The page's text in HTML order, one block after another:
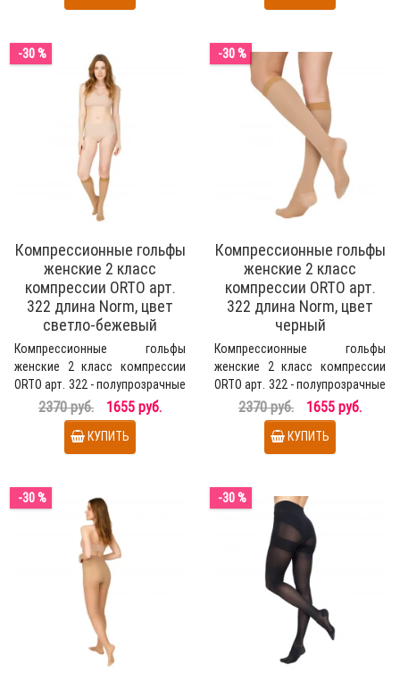
-30 %
Компрессионные гольфы
женские 2 класс
компрессии ORTO арт.
322 длина Norm, цвет
светло-бежевый
Компрессионные гольфы
женские 2 класс компрессии
ORTO арт. 322 - полупрозрачные
медицинские гольфы д..
2370 руб. 1655 руб.
КУПИТЬ
-30 %
Компрессионные гольфы
женские 2 класс
компрессии ORTO арт.
322 длина Norm, цвет
черный
Компрессионные гольфы
женские 2 класс компрессии
ORTO арт. 322 - полупрозрачные
медицинские гольфы д..
2370 руб. 1655 руб.
КУПИТЬ
-30 % -30 %